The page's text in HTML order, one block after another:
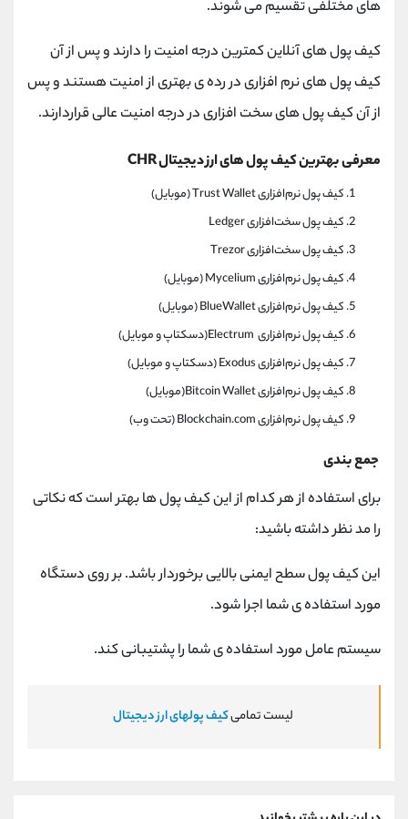
های مختلفی تقسیم می شوند.
کیف پول های آنلاین کمترین درجه امنیت را دارند و پس از آن
کیف پول های نرم افزاری در رده ی بهتری از امنیت هستند و پس
از آن کیف پول های سخت افزاری در درجه امنیت عالی قراردارند.
معرفی بهترین کیف پول های ارز دیجیتال CHR
کیف پول نرم‌افزاری Trust Wallet (موبایل)
کیف پول سخت‌افزاری Ledger
کیف پول سخت‌افزاری Trezor
کیف پول نرم‌افزاری Mycelium (موبایل)
کیف پول نرم‌افزاری BlueWallet (موبایل)
کیف پول نرم‌افزاری Electrum(دسکتاپ و موبایل)
کیف پول نرم‌افزاری Exodus (دسکتاپ و موبایل)
کیف پول نرم‌افزاری Bitcoin Wallet(موبایل)
کیف پول نرم‌افزاری Blockchain.com (تحت وب)
جمع بندی
برای استفاده از هر کدام از این کیف پول ها بهتر است که نکاتی
را مد نظر داشته باشید:
این کیف پول سطح ایمنی بالایی برخوردار باشد. بر روی دستگاه
مورد استفاده ی شما اجرا شود.
سیستم عامل مورد استفاده ی شما را پشتیبانی کند.
لیست تمامیکیف پولهای ارز دیجیتال